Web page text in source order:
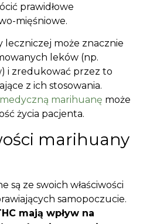
prawidłowe
mięśniowe.
leczniczej może znacznie
leków (np.
i zredukować przez to
z ich stosowania.
marihuanę może
życia pacjenta.
marihuany
są ze swoich właściwości
samopoczucie.
mają wpływ na